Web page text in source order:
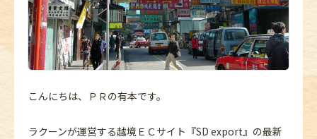
こんにちは、ＰＲの有本です。
ラクーンが運営する越境ＥＣサイト『SD export』の最新